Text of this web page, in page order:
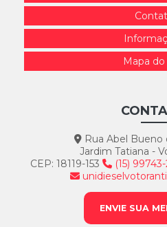
Mapa
Rua Abel Bueno
Jardim Tatiana -
CEP: 18119-153
(15)
ENVIE SUA